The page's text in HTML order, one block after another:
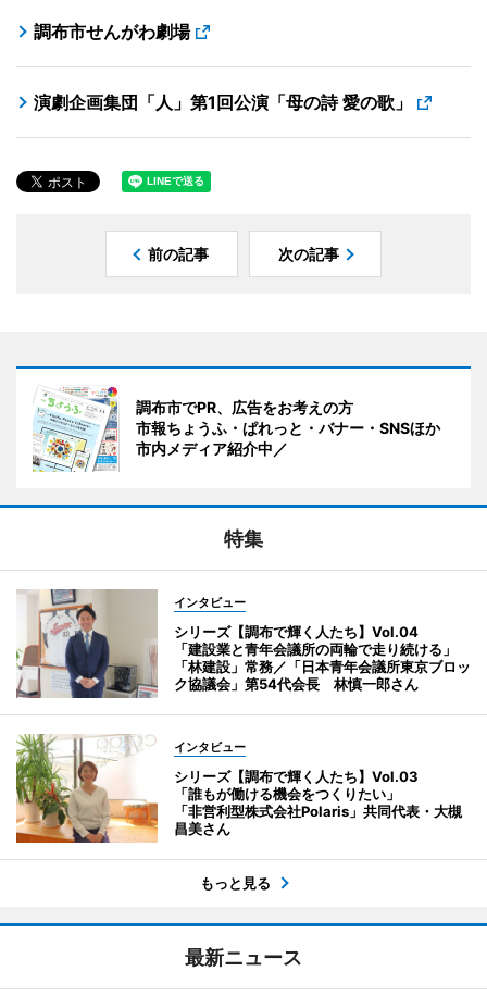
調布市せんがわ劇場
演劇企画集団「人」第1回公演「母の詩 愛の歌」
前の記事 次の記事
調布市でPR、広告をお考えの方
市報ちょうふ・ぱれっと・バナー・SNSほか
市内メディア紹介中／
特集
インタビュー
シリーズ【調布で輝く人たち】Vol.04
「建設業と青年会議所の両輪で走り続ける」
「林建設」常務／「日本青年会議所東京ブロッ
ク協議会」第54代会長 林慎一郎さん
インタビュー
シリーズ【調布で輝く人たち】Vol.03
「誰もが働ける機会をつくりたい」
「非営利型株式会社Polaris」共同代表・大槻
昌美さん
もっと見る
最新ニュース